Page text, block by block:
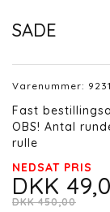
SADE
Varenummer:
Fast
OBS! Antal
rulle
NEDSAT PRIS
DKK
DKK 450,00